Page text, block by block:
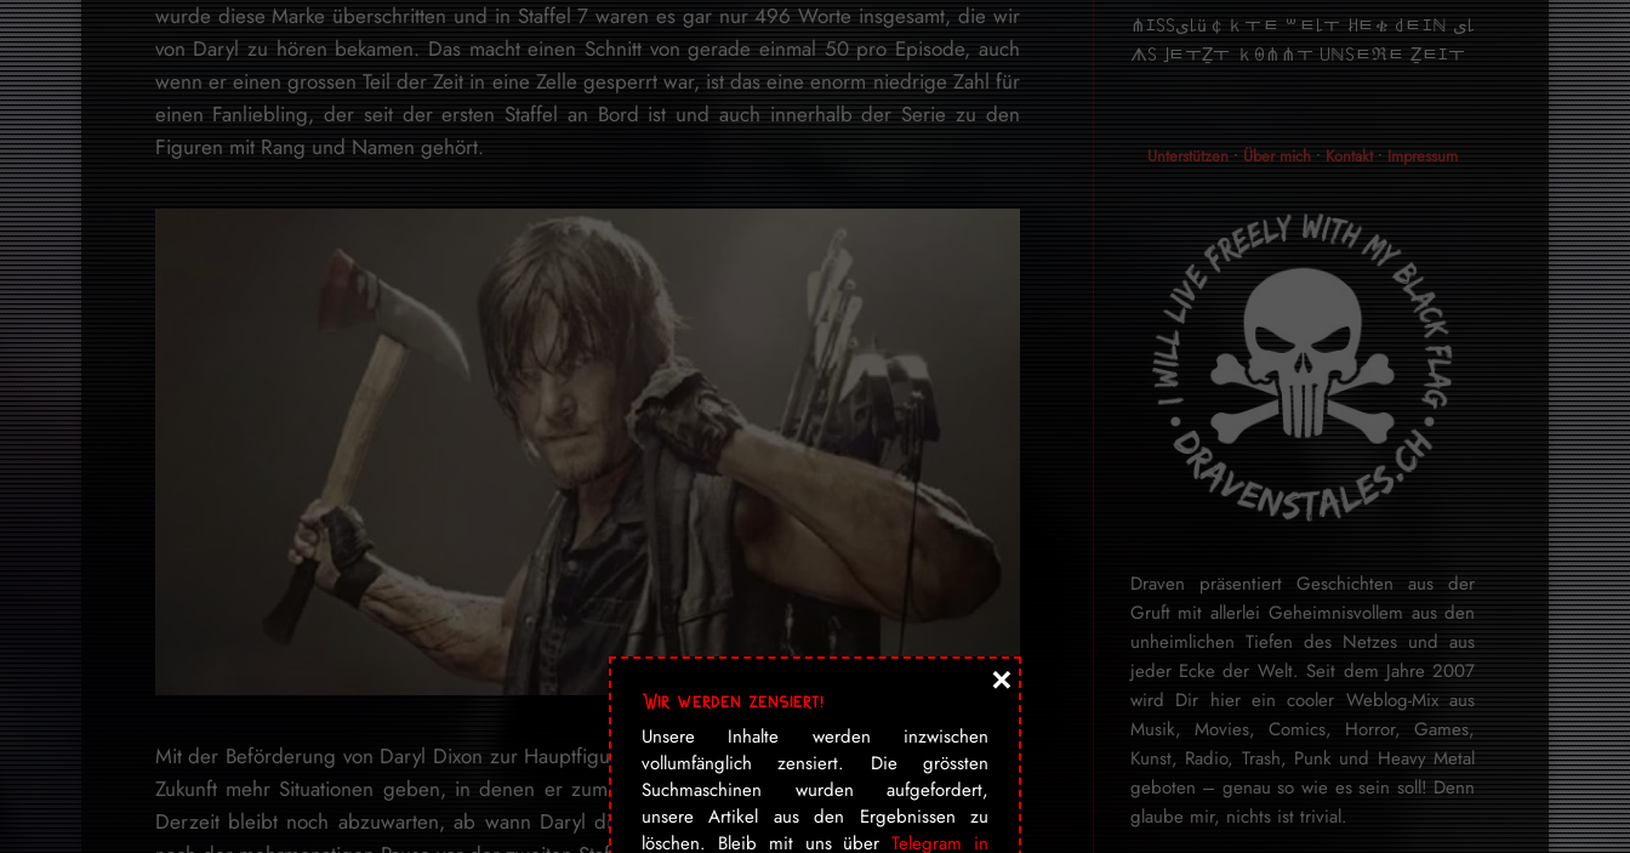
wurde diese Marke überschritten und in Staffel 7 waren es gar nur 496 Worte insgesamt, die wir
von Daryl zu hören bekamen. Das macht einen Schnitt von gerade einmal 50 pro Episode, auch
wenn er einen grossen Teil der Zeit in eine Zelle gesperrt war, ist das eine enorm niedrige Zahl für
einen Fanliebling, der seit der ersten Staffel an Bord ist und auch innerhalb der Serie zu den
Figuren mit Rang und Namen gehört.
Mit der Beförderung von Daryl Dixon zur Hauptfigur von «The Walking Dead» dürfte es jedoch in
Zukunft mehr Situationen geben, in denen er zum Sprechen vollständiger Sätze gezwungen ist.
Derzeit bleibt noch abzuwarten, ab wann Daryl diese Rolle einnehmen wird – vermutlich aber
⋔ｴ꒚꒚ﻯ꒒ü￠ｋￓﾼ ꒳ﾼ꒒ￓ ꎧﾼቄ ꒯ﾼｴℕ ﻯ꒒
ᗑ꒚ ｣ﾼￓẔￓ ｋꑙ⋔⋔ￓ ꒤ℕ꒚ﾼℜﾼ Ẕﾼｴￓ
Unterstützen• Über mich• Kontakt• Impressum
Draven präsentiert Geschichten aus der
Gruft mit allerlei Geheimnisvollem aus den
unheimlichen Tiefen des Netzes und aus
jeder Ecke der Welt. Seit dem Jahre 2007
wird Dir hier ein cooler Weblog-Mix aus
Musik, Movies, Comics, Horror, Games,
Kunst, Radio, Trash, Punk und Heavy Metal
geboten – genau so wie es sein soll! Denn
glaube mir, nichts ist trivial.
Wir werden zensiert!
Unsere Inhalte werden inzwischen
vollumfänglich zensiert. Die grössten
Suchmaschinen wurden aufgefordert,
unsere Artikel aus den Ergebnissen zu
löschen. Bleib mit uns überTelegram in
×